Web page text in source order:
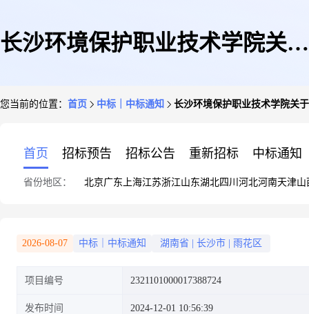
长沙环境保护职业技术学院关于
您当前的位置： 首页 中标｜中标通知 长沙环境保护职业技术学院关
首页 招标预告 招标公告 重新招标 中标通知
省份地区： 北京广东 上海江苏浙江山东湖北四川 河北河南天津山
2026-08-07 中标｜中标通知 湖南省 长沙市 雨花区
项目编号 2321101000017388724
发布时间 2024-12-01 10:56:39